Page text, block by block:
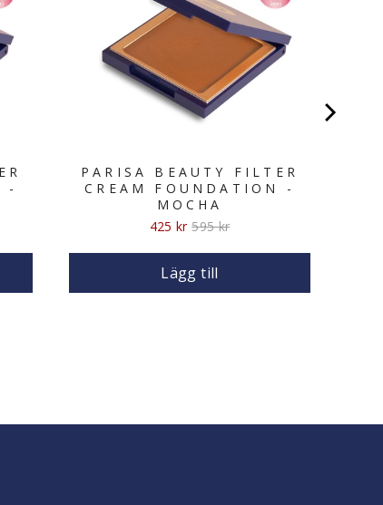
-
PARISA BEAUTY FILTER
CREAM FOUNDATION -
MOCHA
Sale
425 kr Original
595 kr
Lägg till